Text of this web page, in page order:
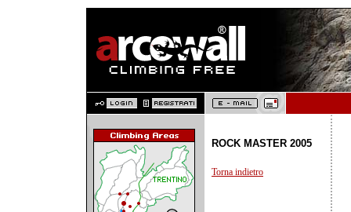
ROCK MASTER 2005
Torna indietro